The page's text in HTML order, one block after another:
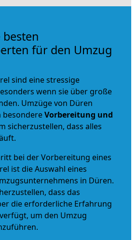
für den Umzug
sind eine stressige
wenn sie über große
Umzüge von Düren
Vorbereitung und
sicherzustellen, dass alles
bei der Vorbereitung eines
ist die Auswahl eines
in Düren.
dass das
die erforderliche Erfahrung
um den Umzug